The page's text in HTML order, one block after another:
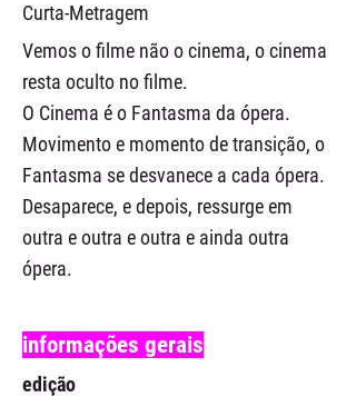
Curta-Metragem
Vemos o filme não o cinema, o cinema
resta oculto no filme.
O Cinema é o Fantasma da ópera.
Movimento e momento de transição, o
Fantasma se desvanece a cada ópera.
Desaparece, e depois, ressurge em
outra e outra e outra e ainda outra
ópera.
informações gerais
edição